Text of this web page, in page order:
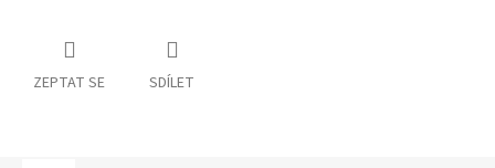
ZEPTAT SE SDÍLET